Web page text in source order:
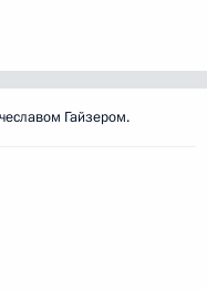
Гайзером.